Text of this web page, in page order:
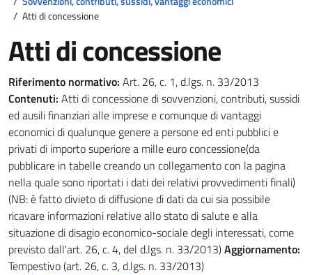
/ Atti di concessione
Atti di concessione
Riferimento normativo: Art. 26, c. 1, d.lgs. n. 33/2013
Contenuti: Atti di concessione di sovvenzioni, contributi, sussidi
ed ausili finanziari alle imprese e comunque di vantaggi
economici di qualunque genere a persone ed enti pubblici e
privati di importo superiore a mille euro concessione(da
pubblicare in tabelle creando un collegamento con la pagina
nella quale sono riportati i dati dei relativi provvedimenti finali)
(NB: è fatto divieto di diffusione di dati da cui sia possibile
ricavare informazioni relative allo stato di salute e alla
situazione di disagio economico-sociale degli interessati, come
previsto dall'art. 26, c. 4, del d.lgs. n. 33/2013)Aggiornamento:
Tempestivo (art. 26, c. 3, d.lgs. n. 33/2013)